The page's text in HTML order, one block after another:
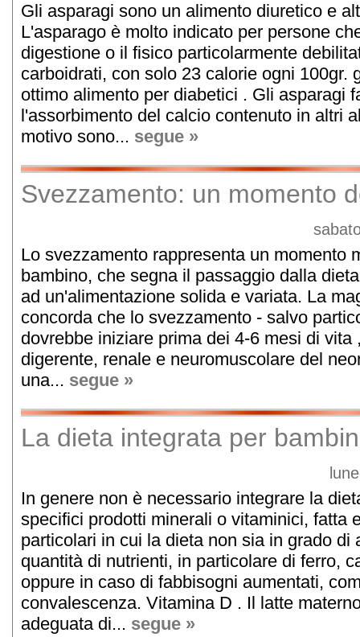
Gli asparagi sono un alimento diuretico e
L'asparago è molto indicato per persone
digestione o il fisico particolarmente
carboidrati, con solo 23 calorie ogni 100gr.
ottimo alimento per diabetici . Gli asparagi
l'assorbimento del calcio contenuto in altri
motivo sono... segue »
Svezzamento: un momento
Lo svezzamento rappresenta un momento
bambino, che segna il passaggio dalla
ad un'alimentazione solida e variata. La
concorda che lo svezzamento - salvo
dovrebbe iniziare prima dei 4-6 mesi di vita
digerente, renale e neuromuscolare del
una... segue »
La dieta integrata per
In genere non è necessario integrare la
specifici prodotti minerali o vitaminici, fatta
particolari in cui la dieta non sia in grado di
quantità di nutrienti, in particolare di ferro,
oppure in caso di fabbisogni aumentati,
convalescenza. Vitamina D . Il latte
adeguata di... segue »